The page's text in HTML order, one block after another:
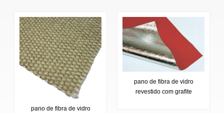
pano de fibra de vidro
pano de fibra de vidro
revestido com grafite